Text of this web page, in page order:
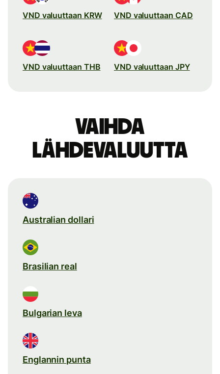
VND valuuttaan KRW VND valuuttaan CAD
VND valuuttaan THB VND valuuttaan JPY
Vaihda
lähdevaluutta
Australian dollari
Brasilian real
Bulgarian leva
Englannin punta